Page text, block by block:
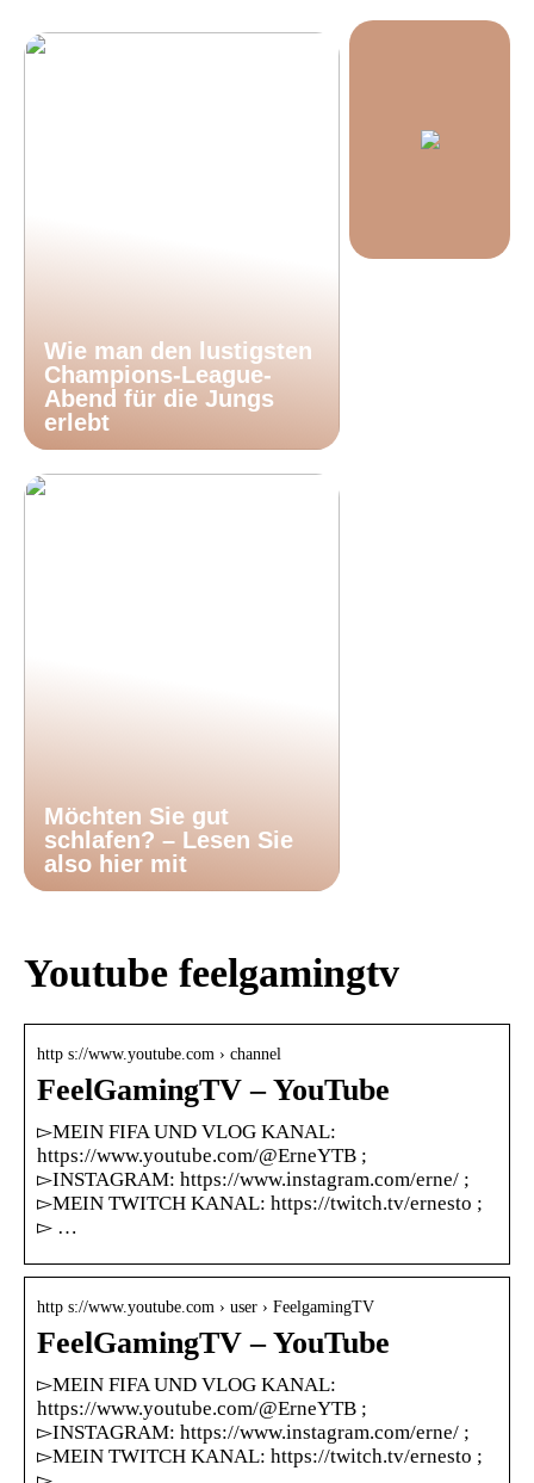
Wie man den lustigsten
Champions-League-
Abend für die Jungs
erlebt
Möchten Sie gut
schlafen? – Lesen Sie
also hier mit
Youtube feelgamingtv
http s://www.youtube.com › channel
FeelGamingTV – YouTube
▻MEIN FIFA UND VLOG KANAL:
https://www.youtube.com/@ErneYTB ;
▻INSTAGRAM: https://www.instagram.com/erne/ ;
▻MEIN TWITCH KANAL: https://twitch.tv/ernesto ;
▻ …
http s://www.youtube.com › user › FeelgamingTV
FeelGamingTV – YouTube
▻MEIN FIFA UND VLOG KANAL:
https://www.youtube.com/@ErneYTB ;
▻INSTAGRAM: https://www.instagram.com/erne/ ;
▻MEIN TWITCH KANAL: https://twitch.tv/ernesto ;